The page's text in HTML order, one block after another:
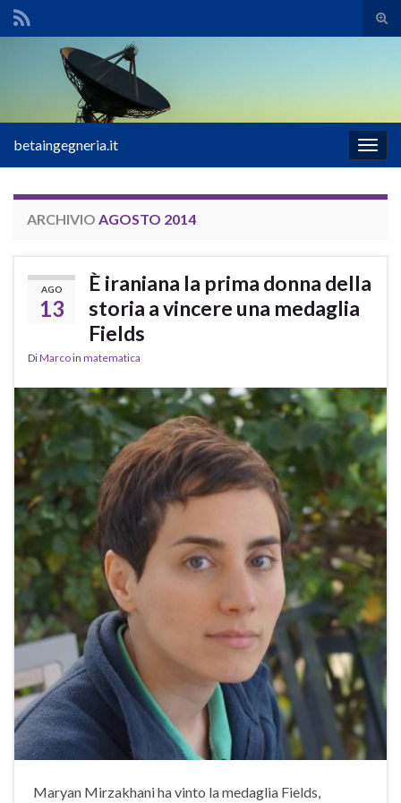
il
Search for:
la
betaingegneria.it
ARCHIVIO AGOSTO 2014
AGO
13
È iraniana la prima donna della
storia a vincere una medaglia
Fields
DiMarcoin matematica
Maryan Mirzakhani ha vinto la medaglia Fields,